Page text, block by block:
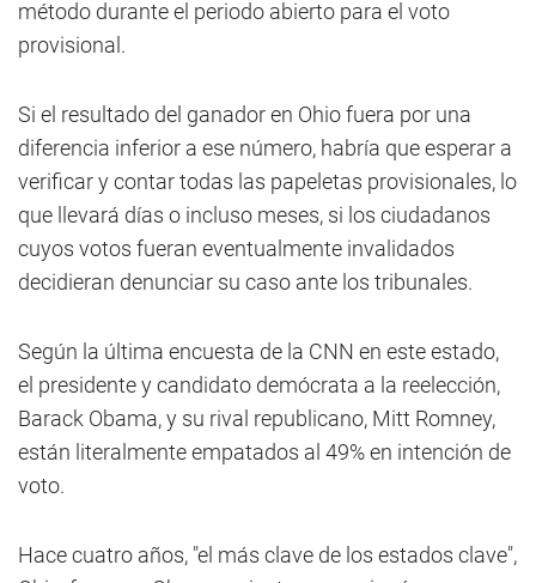
método durante el periodo abierto para el voto
provisional.
Si el resultado del ganador en Ohio fuera por una
diferencia inferior a ese número, habría que esperar a
verificar y contar todas las papeletas provisionales, lo
que llevará días o incluso meses, si los ciudadanos
cuyos votos fueran eventualmente invalidados
decidieran denunciar su caso ante los tribunales.
Según la última encuesta de la CNN en este estado,
el presidente y candidato demócrata a la reelección,
Barack Obama, y su rival republicano, Mitt Romney,
están literalmente empatados al 49% en intención de
voto.
Hace cuatro años, "el más clave de los estados clave",